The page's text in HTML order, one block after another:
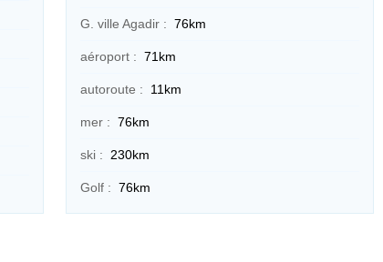
G. ville Agadir : 76km
aéroport : 71km
autoroute : 11km
mer : 76km
ski : 230km
Golf : 76km